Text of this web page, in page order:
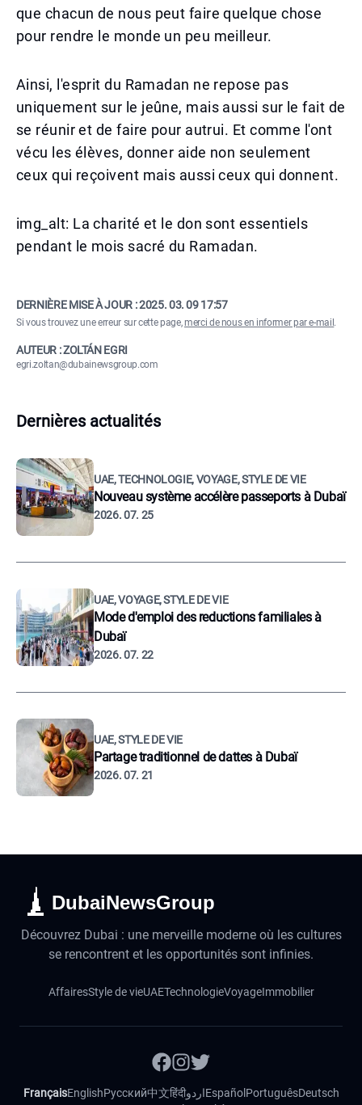
que chacun de nous peut faire quelque chose
pour rendre le monde un peu meilleur.
Ainsi, l'esprit du Ramadan ne repose pas
uniquement sur le jeûne, mais aussi sur le fait de
se réunir et de faire pour autrui. Et comme l'ont
vécu les élèves, donner aide non seulement
ceux qui reçoivent mais aussi ceux qui donnent.
img_alt: La charité et le don sont essentiels
pendant le mois sacré du Ramadan.
DERNIÈRE MISE À JOUR :2025. 03. 09 17:57
Si vous trouvez une erreur sur cette page,merci de nous en informer par e-mail .
AUTEUR : ZOLTÁN EGRI
egri.zoltan@dubainewsgroup.com
Dernières actualités
UAE, TECHNOLOGIE, VOYAGE, STYLE DE VIE
Nouveau système accélère passeports à Dubaï
2026. 07. 25
UAE, VOYAGE, STYLE DE VIE
Mode d'emploi des reductions familiales à
Dubaï
2026. 07. 22
UAE, STYLE DE VIE
Partage traditionnel de dattes à Dubaï
2026. 07. 21
DubaiNewsGroup
Découvrez Dubai : une merveille moderne où les cultures
se rencontrent et les opportunités sont infinies.
AffairesStyle de vieUAETechnologieVoyageImmobilier
FrançaisEnglishРусский中文हिंदीاردوEspañol PortuguêsDeutsch